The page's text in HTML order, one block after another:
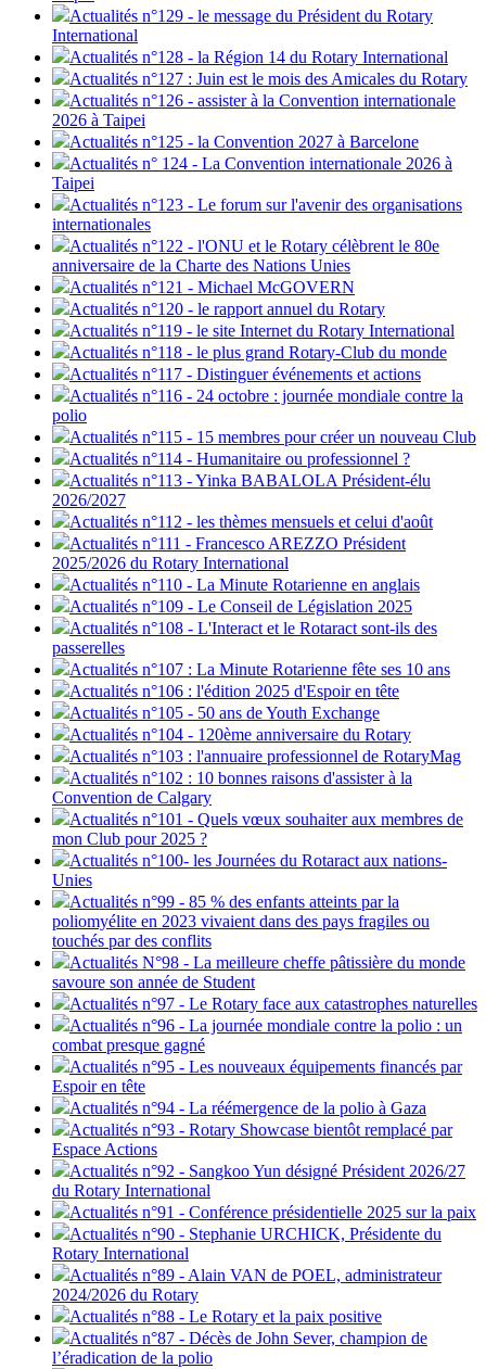
Actualités n°129 - le message du Président du Rotary
International
Actualités n°128 - la Région 14 du Rotary International
Actualités n°127 : Juin est le mois des Amicales du Rotary
Actualités n°126 - assister à la Convention internationale
2026 à Taipei
Actualités n°125 - la Convention 2027 à Barcelone
Actualités n° 124 - La Convention internationale 2026 à
Taipei
Actualités n°123 - Le forum sur l'avenir des organisations
internationales
Actualités n°122 - l'ONU et le Rotary célèbrent le 80e
anniversaire de la Charte des Nations Unies
Actualités n°121 - Michael McGOVERN
Actualités n°120 - le rapport annuel du Rotary
Actualités n°119 - le site Internet du Rotary International
Actualités n°118 - le plus grand Rotary-Club du monde
Actualités n°117 - Distinguer événements et actions
Actualités n°116 - 24 octobre : journée mondiale contre la
polio
Actualités n°115 - 15 membres pour créer un nouveau Club
Actualités n°114 - Humanitaire ou professionnel ?
Actualités n°113 - Yinka BABALOLA Président-élu
2026/2027
Actualités n°112 - les thèmes mensuels et celui d'août
Actualités n°111 - Francesco AREZZO Président
2025/2026 du Rotary International
Actualités n°110 - La Minute Rotarienne en anglais
Actualités n°109 - Le Conseil de Législation 2025
Actualités n°108 - L'Interact et le Rotaract sont-ils des
passerelles
Actualités n°107 : La Minute Rotarienne fête ses 10 ans
Actualités n°106 : l'édition 2025 d'Espoir en tête
Actualités n°105 - 50 ans de Youth Exchange
Actualités n°104 - 120ème anniversaire du Rotary
Actualités n°103 : l'annuaire professionnel de RotaryMag
Actualités n°102 : 10 bonnes raisons d'assister à la
Convention de Calgary
Actualités n°101 - Quels vœux souhaiter aux membres de
mon Club pour 2025 ?
Actualités n°100- les Journées du Rotaract aux nations-
Unies
Actualités n°99 - 85 % des enfants atteints par la
poliomyélite en 2023 vivaient dans des pays fragiles ou
touchés par des conflits
Actualités N°98 - La meilleure cheffe pâtissière du monde
savoure son année de Student
Actualités n°97 - Le Rotary face aux catastrophes naturelles
Actualités n°96 - La journée mondiale contre la polio : un
combat presque gagné
Actualités n°95 - Les nouveaux équipements financés par
Espoir en tête
Actualités n°94 - La réémergence de la polio à Gaza
Actualités n°93 - Rotary Showcase bientôt remplacé par
Espace Actions
Actualités n°92 - Sangkoo Yun désigné Président 2026/27
du Rotary International
Actualités n°91 - Conférence présidentielle 2025 sur la paix
Actualités n°90 - Stephanie URCHICK, Présidente du
Rotary International
Actualités n°89 - Alain VAN de POEL, administrateur
2024/2026 du Rotary
Actualités n°88 - Le Rotary et la paix positive
Actualités n°87 - Décès de John Sever, champion de
l’éradication de la polio